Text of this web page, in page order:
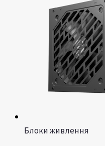
Блоки живлення